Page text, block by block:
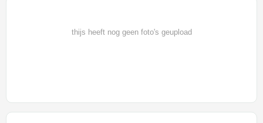
thijs heeft nog geen foto's geupload